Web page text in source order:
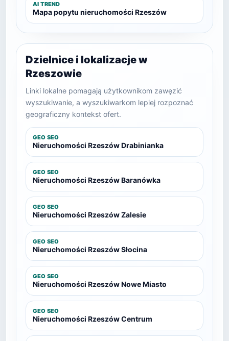
AI TREND
Mapa popytu nieruchomości Rzeszów
Dzielnice i lokalizacje w
Rzeszowie
Linki lokalne pomagają użytkownikom zawęzić
wyszukiwanie, a wyszukiwarkom lepiej rozpoznać
geograficzny kontekst ofert.
GEO SEO
Nieruchomości Rzeszów Drabinianka
GEO SEO
Nieruchomości Rzeszów Baranówka
GEO SEO
Nieruchomości Rzeszów Zalesie
GEO SEO
Nieruchomości Rzeszów Słocina
GEO SEO
Nieruchomości Rzeszów Nowe Miasto
GEO SEO
Nieruchomości Rzeszów Centrum